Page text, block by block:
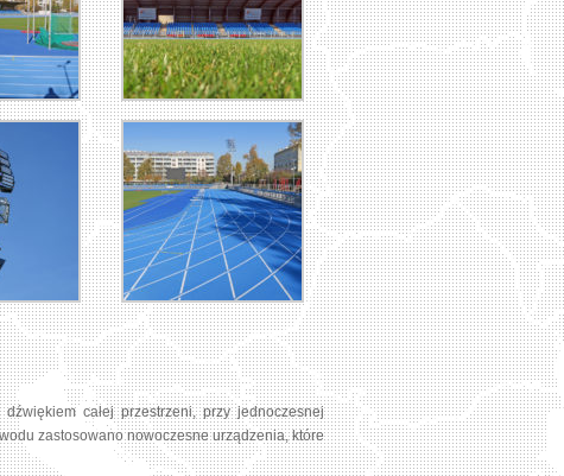
całej przestrzeni, przy jednoczesnej
zastosowano nowoczesne urządzenia, które